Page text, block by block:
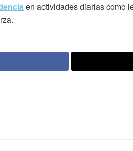
en actividades diarias como